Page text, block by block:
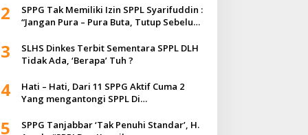
2
SPPG Tak Memiliki Izin SPPL Syarifuddin :
“Jangan Pura – Pura Buta, Tutup Sebelum
3
SLHS Dinkes Terbit Sementara SPPL DLH
Tidak Ada, ‘Berapa’ Tuh ?
4
Hati – Hati, Dari 11 SPPG Aktif Cuma 2
Yang mengantongi SPPL Di
5
SPPG Tanjabbar ‘Tak Penuhi Standar’, H.